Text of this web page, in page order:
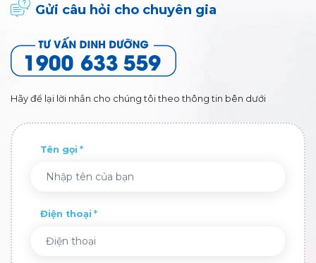
Gửi câu hỏi cho chuyên gia
Hãy để lại lời nhắn cho chúng tôi theo thông tin bên dưới
Tên gọi
Điện thoại